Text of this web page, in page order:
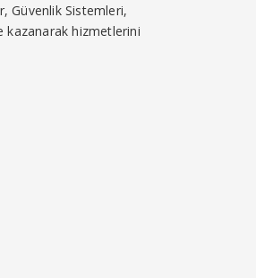
Güvenlik Sistemleri,
kazanarak hizmetlerini